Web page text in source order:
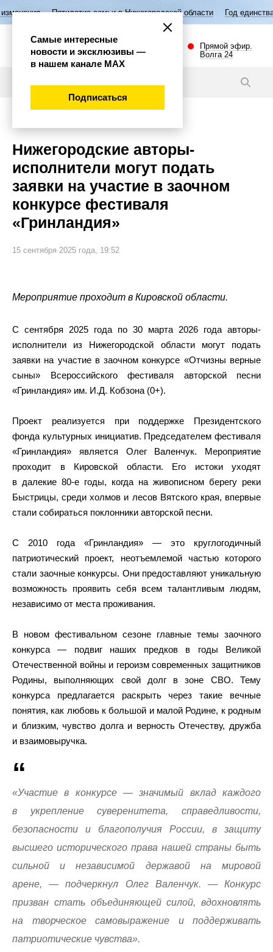
семьи в Нижегородской области Год единства народов
Прямой эфир.
Волга 24
Нижегородские авторы-
исполнители могут подать
заявки на участие в заочном
конкурсе фестиваля
«Гринландия»
15 сентября 2025 года, 19:52
Мероприятие проходит в Кировской области.
С сентября 2025 года по 30 марта 2026 года авторы-
исполнители из Нижегородской области могут подать
заявки на участие в заочном конкурсе «Отчизны верные
сыны» Всероссийского фестиваля авторской песни
«Гринландия» им. И.Д. Кобзона (0+).
Проект реализуется при поддержке Президентского
фонда культурных инициатив. Председателем фестиваля
«Гринландия» является Олег Валенчук. Мероприятие
проходит в Кировской области. Его истоки уходят
в далекие 80-е годы, когда на живописном берегу реки
Быстрицы, среди холмов и лесов Вятского края, впервые
стали собираться поклонники авторской песни.
С 2010 года «Гринландия» — это круглогодичный
патриотический проект, неотъемлемой частью которого
стали заочные конкурсы. Они предоставляют уникальную
возможность проявить себя всем талантливым людям,
независимо от места проживания.
В новом фестивальном сезоне главные темы заочного
конкурса — подвиг наших предков в годы Великой
Отечественной войны и героизм современных защитников
Родины, выполняющих свой долг в зоне СВО. Тему
конкурса предлагается раскрыть через такие вечные
понятия, как любовь к большой и малой Родине, к родным
и близким, чувство долга и верность Отечеству, дружба
и взаимовыручка.
«Участие в конкурсе — значимый вклад каждого
в укрепление суверенитета, справедливости,
безопасности и благополучия России, в защиту
высшего исторического права нашей страны быть
сильной и независимой державой на мировой
арене, — подчеркнул Олег Валенчук. — Конкурс
призван стать объединяющей силой, вдохновлять
на творческое самовыражение и поддерживать
патриотические чувства».
Самые интересные
новости и эксклюзивы —
в нашем канале МАХ
Подписаться